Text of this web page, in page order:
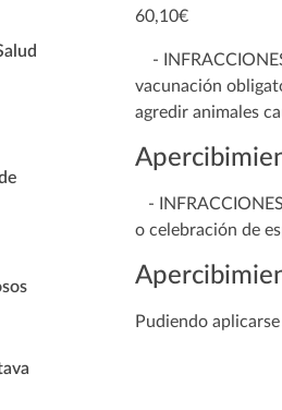
60,10€
-
vacunación
agredir animales
-
o celebración de
Pudiendo